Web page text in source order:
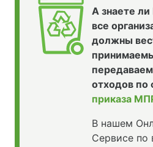
А знаете
все
должны
отходов
приказа
В нашем
Сервисе по